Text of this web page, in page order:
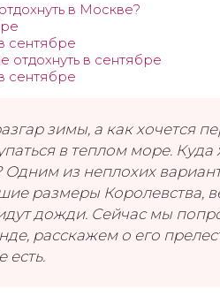
в Москве?
сентябре
отдохнуть в сентябре
сентябре
зимы, а как хочется
в теплом море.
Одним из неплохих
размеры Королевства,
дожди. Сейчас мы
расскажем о его
есть.